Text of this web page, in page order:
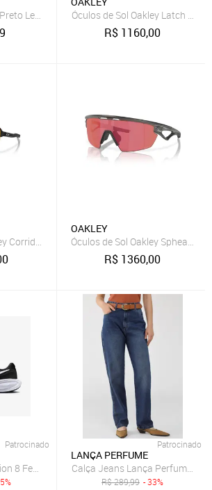
Lente Fotocromática Incolor
Óculos de Sol Oakley Latch
R$ 1160,00
Corridor Matte Black Prizm Road
OAKLEY
Óculos de Sol Oakley Spheara
R$ 1360,00
Patrocinado
8 Feminino
Patrocinado
LANÇA PERFUME
Calça Jeans Lança Perfume
R$289,99 - 33%